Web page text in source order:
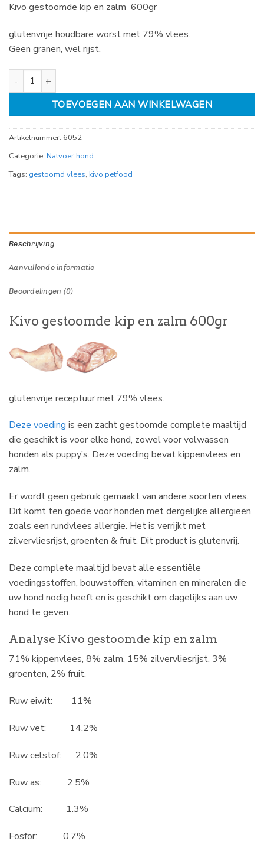
Kivo gestoomde kip en zalm 600gr
glutenvrije houdbare worst met 79% vlees.
Geen granen, wel rijst.
Kivo gestoomde kip en zalm 600gr aantal
TOEVOEGEN AAN WINKELWAGEN
Artikelnummer: 6052
Categorie: Natvoer hond
Tags: gestoomd vlees, kivo petfood
Beschrijving
Aanvullende informatie
Beoordelingen (0)
Kivo gestoomde kip en zalm 600gr
glutenvrije receptuur met 79% vlees.
Deze voeding is een zacht gestoomde complete maaltijd
die geschikt is voor elke hond, zowel voor volwassen
honden als puppy’s. Deze voeding bevat kippenvlees en
zalm.
Er wordt geen gebruik gemaakt van andere soorten vlees.
Dit komt ten goede voor honden met dergelijke allergieën
zoals een rundvlees allergie. Het is verrijkt met
zilvervliesrijst, groenten & fruit. Dit product is glutenvrij.
Deze complete maaltijd bevat alle essentiële
voedingsstoffen, bouwstoffen, vitaminen en mineralen die
uw hond nodig heeft en is geschikt om dagelijks aan uw
hond te geven.
Analyse Kivo gestoomde kip en zalm
71% kippenvlees, 8% zalm, 15% zilvervliesrijst, 3%
groenten, 2% fruit.
Ruw eiwit: 11%
Ruw vet: 14.2%
Ruw celstof: 2.0%
Ruw as: 2.5%
Calcium: 1.3%
Fosfor: 0.7%